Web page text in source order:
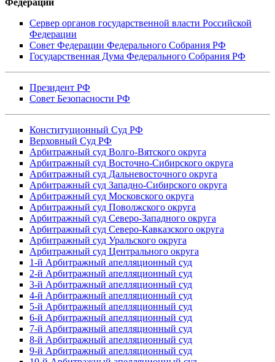
Федерации
Сервер органов государственной власти Российской
Федерации
Совет Федерации Федерального Собрания РФ
Государственная Дума Федерального Собрания РФ
Президент РФ
Совет Безопасности РФ
Конституционный Суд РФ
Верховный Суд РФ
Арбитражный суд Волго-Вятского округа
Арбитражный суд Восточно-Сибирского округа
Арбитражный суд Дальневосточного округа
Арбитражный суд Западно-Сибирского округа
Арбитражный суд Московского округа
Арбитражный суд Поволжского округа
Арбитражный суд Северо-Западного округа
Арбитражный суд Северо-Кавказского округа
Арбитражный суд Уральского округа
Арбитражный суд Центрального округа
1-й Арбитражный апелляционный суд
2-й Арбитражный апелляционный суд
3-й Арбитражный апелляционный суд
4-й Арбитражный апелляционный суд
5-й Арбитражный апелляционный суд
6-й Арбитражный апелляционный суд
7-й Арбитражный апелляционный суд
8-й Арбитражный апелляционный суд
9-й Арбитражный апелляционный суд